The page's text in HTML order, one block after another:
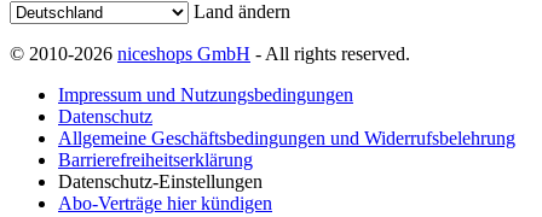
Land ändern
© 2010-2026 niceshops GmbH - All rights reserved.
Impressum und Nutzungsbedingungen
Datenschutz
Allgemeine Geschäftsbedingungen und Widerrufsbelehrung
Barrierefreiheitserklärung
Datenschutz-Einstellungen
Abo-Verträge hier kündigen